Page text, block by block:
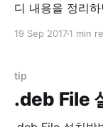
디 내용을 정리
는 필수라고 생각 되었거든요
해보기 위해서는
19 Sep 20171 min
tip
.deb File